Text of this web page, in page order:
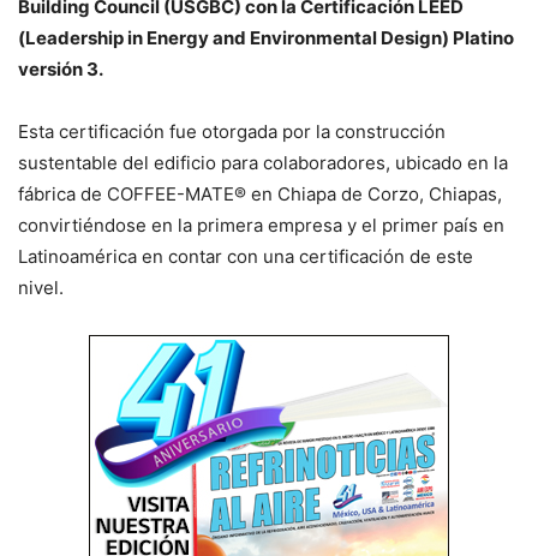
Building Council (USGBC) con la Certificación LEED
(Leadership in Energy and Environmental Design) Platino
versión 3.
Esta certificación fue otorgada por la construcción
sustentable del edificio para colaboradores, ubicado en la
fábrica de COFFEE-MATE® en Chiapa de Corzo, Chiapas,
convirtiéndose en la primera empresa y el primer país en
Latinoamérica en contar con una certificación de este
nivel.